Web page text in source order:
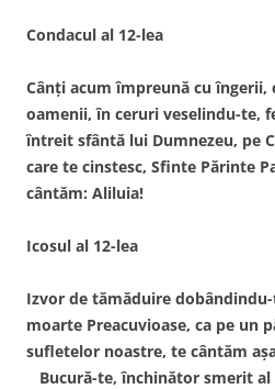
Condacul al 12-lea
Cânţi acum împreună cu îngerii,
oamenii, în ceruri veselindu-te,
întreit sfântă lui Dumnezeu, pe
care te cinstesc, Sfinte Părinte
cântăm: Aliluia!
Icosul al 12-lea
Izvor de tămăduire
moarte Preacuvioase, ca pe un
sufletelor noastre, te cântăm
Bucură-te, închinător smerit al